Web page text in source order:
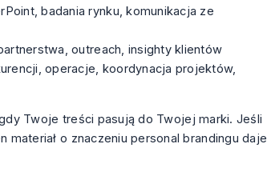
badania rynku, komunikacja ze
outreach, insighty klientów
operacje, koordynacja projektów,
Twoje treści pasują do Twojej marki. Jeśli
materiał o znaczeniu personal brandingu daje